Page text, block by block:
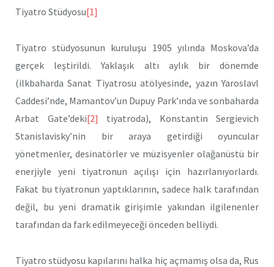
Tiyatro Stüdyosu[1]
Tiyatro stüdyosunun kuruluşu 1905 yılında Moskova’da
gerçek leştirildi. Yaklaşık altı aylık bir dönemde
(ilkbaharda Sanat Tiyatrosu atölyesinde, yazın Yaroslavl
Caddesi’nde, Mamantov’un Dupuy Park’ında ve sonbaharda
Arbat Gate’deki[2] tiyatroda), Konstantin Sergievich
Stanislavisky’nin bir araya getirdiği oyuncular
yönetmenler, desinatörler ve müzisyenler olağanüstü bir
enerjiyle yeni tiyatronun açılışı için hazırlanıyorlardı.
Fakat bu tiyatronun yaptıklarının, sadece halk tarafından
değil, bu yeni dramatik girişimle yakından ilgilenenler
tarafından da fark edilmeyeceği önceden belliydi.
Tiyatro stüdyosu kapılarını halka hiç açmamış olsa da, Rus